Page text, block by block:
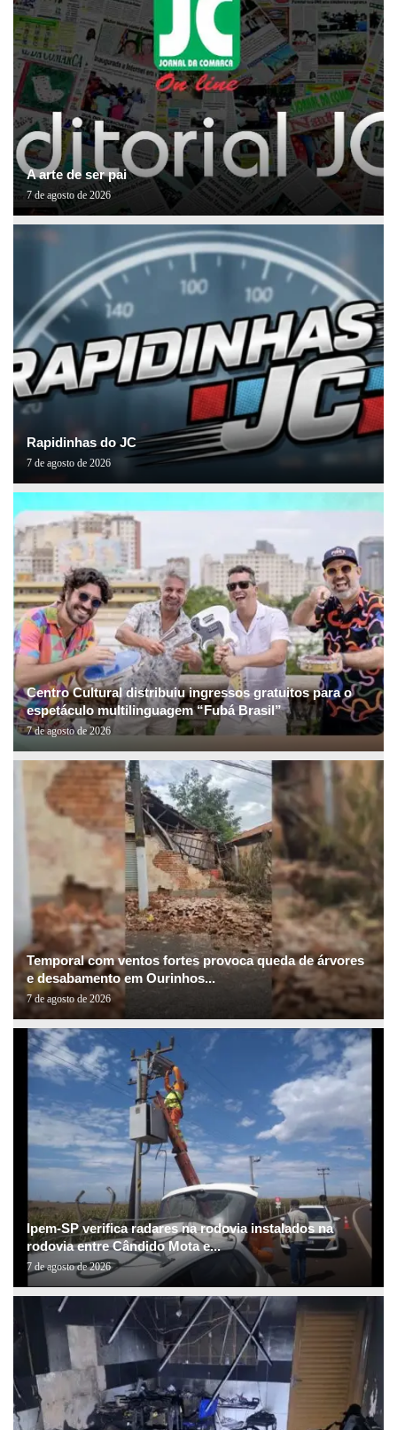
A arte de ser pai
7 de agosto de 2026
Rapidinhas do JC
7 de agosto de 2026
Centro Cultural distribuiu ingressos gratuitos para o
espetáculo multilinguagem “Fubá Brasil”
7 de agosto de 2026
Temporal com ventos fortes provoca queda de árvores
e desabamento em Ourinhos...
7 de agosto de 2026
Ipem-SP verifica radares na rodovia instalados na
rodovia entre Cândido Mota e...
7 de agosto de 2026